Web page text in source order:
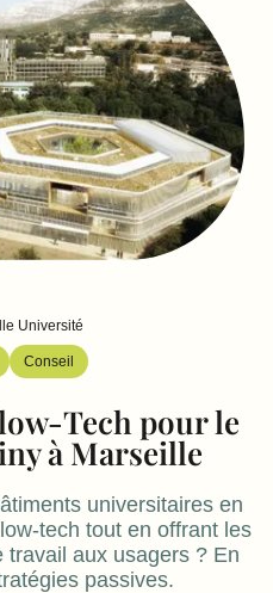
Université
Conseil
Tech pour le
à Marseille
universitaires en
tech tout en offrant les
travail aux usagers ? En
passives.